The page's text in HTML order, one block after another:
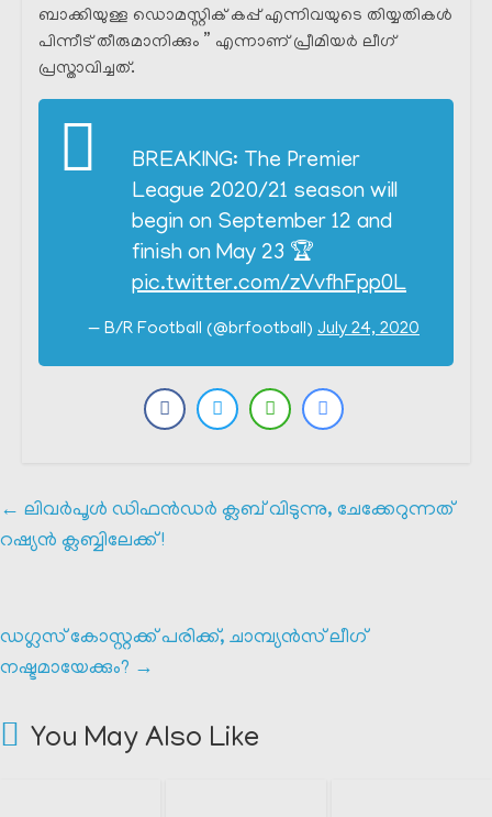
ബാക്കിയുള്ള ഡൊമസ്റ്റിക് കപ്പ് എന്നിവയുടെ തിയ്യതികൾ
പിന്നീട് തീരുമാനിക്കും ” എന്നാണ് പ്രീമിയർ ലീഗ്
പ്രസ്താവിച്ചത്.
BREAKING: The Premier
League 2020/21 season will
begin on September 12 and
finish on May 23 🏆
pic.twitter.com/zVvfhFpp0L
— B/R Football (@brfootball) July 24, 2020
← ലിവർപൂൾ ഡിഫൻഡർ ക്ലബ്‌ വിടുന്നു, ചേക്കേറുന്നത്
റഷ്യൻ ക്ലബ്ബിലേക്ക് !
ഡഗ്ലസ് കോസ്റ്റക്ക് പരിക്ക്, ചാമ്പ്യൻസ് ലീഗ്
നഷ്ടമായേക്കും? →
You May Also Like